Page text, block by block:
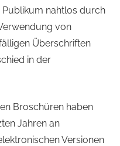
nahtlos durch
von
Überschriften
in der
Broschüren haben
Jahren an
Versionen